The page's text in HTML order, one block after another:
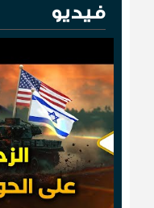
فيديو